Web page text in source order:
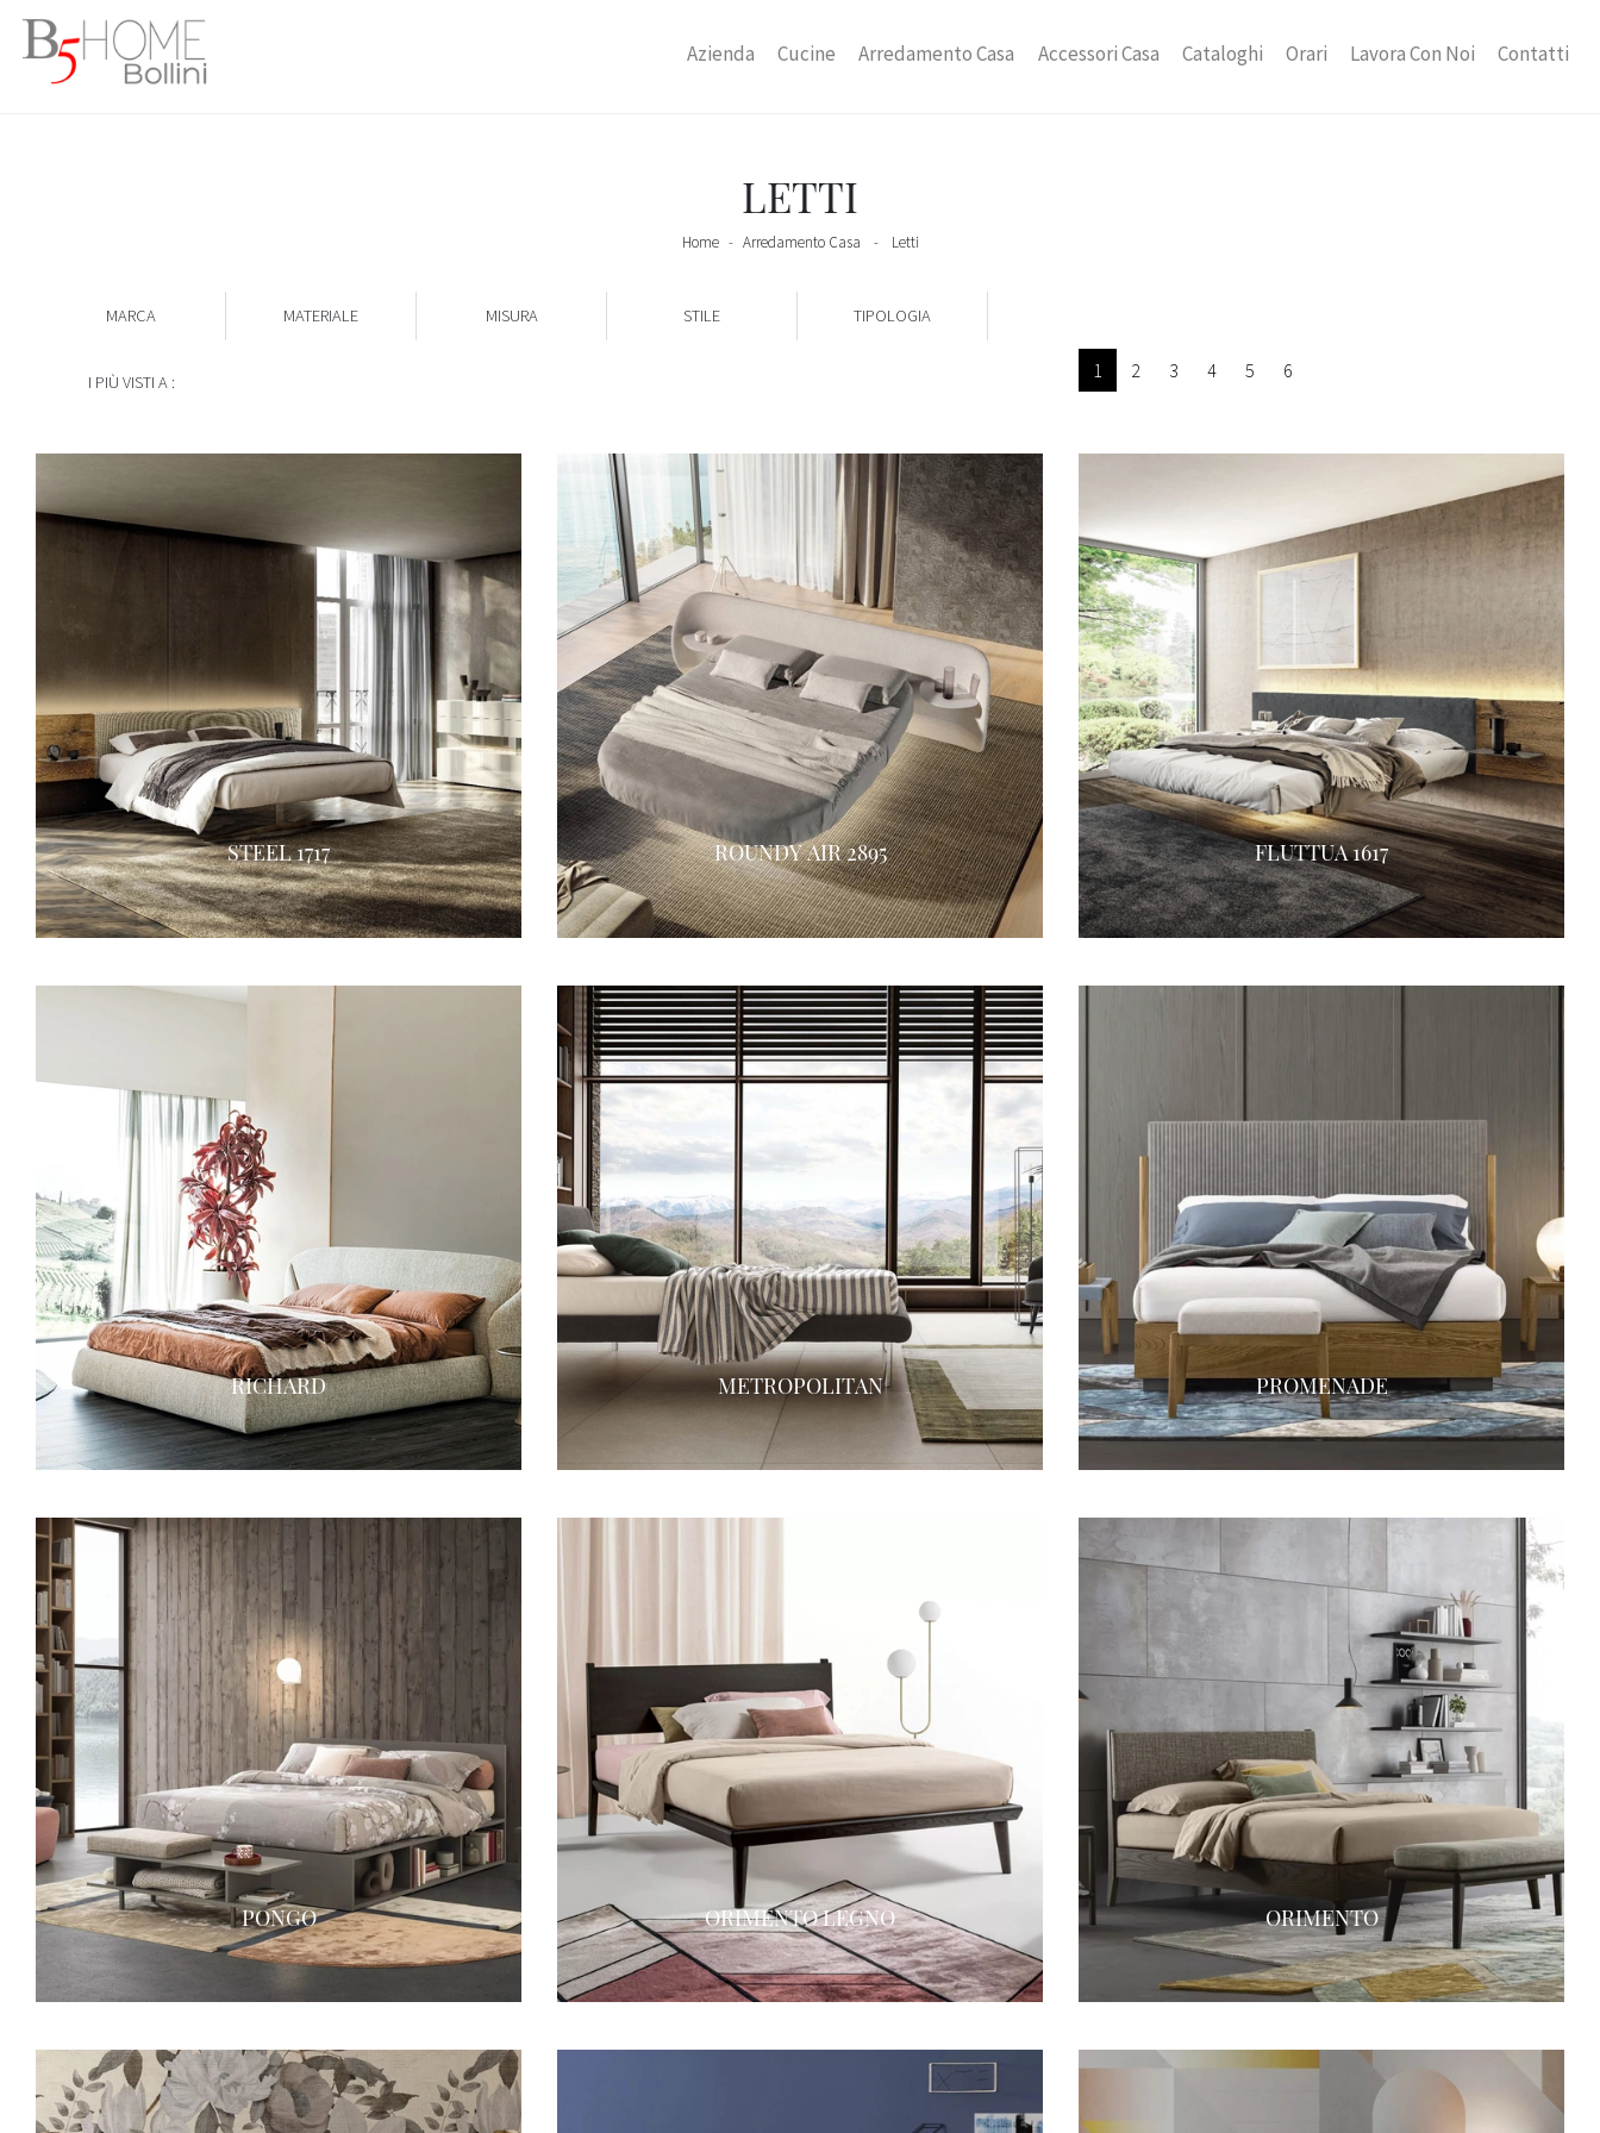
Azienda Cucine Arredamento Casa Accessori Casa Cataloghi Orari Lavora Con Noi Contatti
LETTI
Home - Arredamento Casa - Letti
MARCA MATERIALE MISURA STILE TIPOLOGIA
I PIÙ VISTI A : 1 2 3 4 5 6
STEEL 1717 ROUNDY AIR 2895 FLUTTUA 1617
RICHARD METROPOLITAN PROMENADE
PONGO ORIMENTO LEGNO ORIMENTO